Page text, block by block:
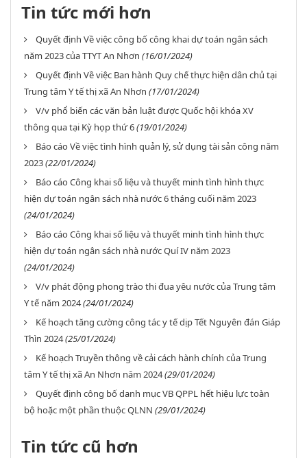
Tin tức mới hơn
Quyết định Về việc công bố công khai dự toán ngân sách
năm 2023 của TTYT An Nhơn (16/01/2024)
Quyết định Về việc Ban hành Quy chế thực hiện dân chủ tại
Trung tâm Y tế thị xã An Nhơn (17/01/2024)
V/v phổ biến các văn bản luật được Quốc hội khóa XV
thông qua tại Kỳ họp thứ 6(19/01/2024)
Báo cáo Về việc tình hình quản lý, sử dụng tài sản công năm
2023(22/01/2024)
Báo cáo Công khai số liệu và thuyết minh tình hình thực
hiện dự toán ngân sách nhà nước 6 tháng cuối năm 2023
(24/01/2024)
Báo cáo Công khai số liệu và thuyết minh tình hình thực
hiện dự toán ngân sách nhà nước Quí IV năm 2023
(24/01/2024)
V/v phát động phong trào thi đua yêu nước của Trung tâm
Y tế năm 2024(24/01/2024)
Kế hoạch tăng cường công tác y tế dịp Tết Nguyên đán Giáp
Thìn 2024(25/01/2024)
Kế hoạch Truyền thông về cải cách hành chính của Trung
tâm Y tế thị xã An Nhơn năm 2024(29/01/2024)
Quyết định công bố danh mục VB QPPL hết hiệu lực toàn
bộ hoặc một phần thuộc QLNN (29/01/2024)
Tin tức cũ hơn